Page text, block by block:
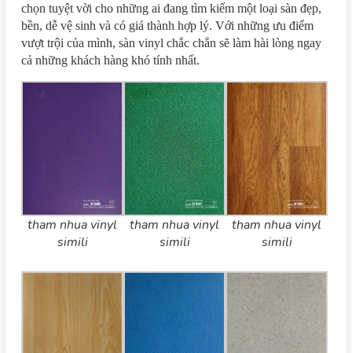
chọn tuyệt vời cho những ai đang tìm kiếm một loại sàn đẹp,
bền, dễ vệ sinh và có giá thành hợp lý. Với những ưu điểm
vượt trội của mình, sàn vinyl chắc chắn sẽ làm hài lòng ngay
cả những khách hàng khó tính nhất.
tham nhua vinyl
simili
tham nhua vinyl
simili
tham nhua vinyl
simili